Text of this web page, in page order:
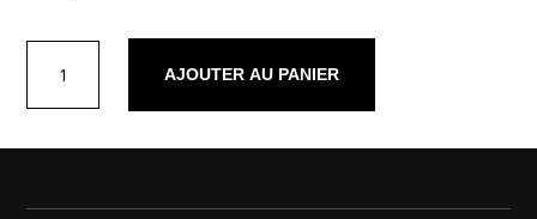
Poncho
AJOUTER AU PANIER